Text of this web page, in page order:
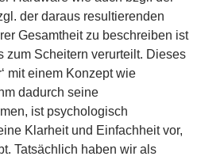
der daraus resultierenden
Gesamtheit zu beschreiben ist
zum Scheitern verurteilt. Dieses
mit einem Konzept wie
dadurch seine
ist psychologisch
Klarheit und Einfachheit vor,
Tatsächlich haben wir als